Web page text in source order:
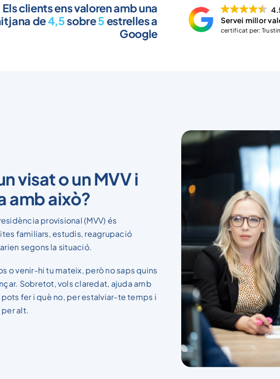
Els clients ens valoren amb una
de4,5sobre5 estrelles a
Google
Servei millor
certificat per:
visat o un MVV i
amb això?
provisional (MVV) és
familiars, estudis, reagrupació
segons la situació.
o venir-hi tu mateix, però no saps quins
Sobretot, vols claredat, ajuda amb
fer i què no, per estalviar-te temps i
alt.